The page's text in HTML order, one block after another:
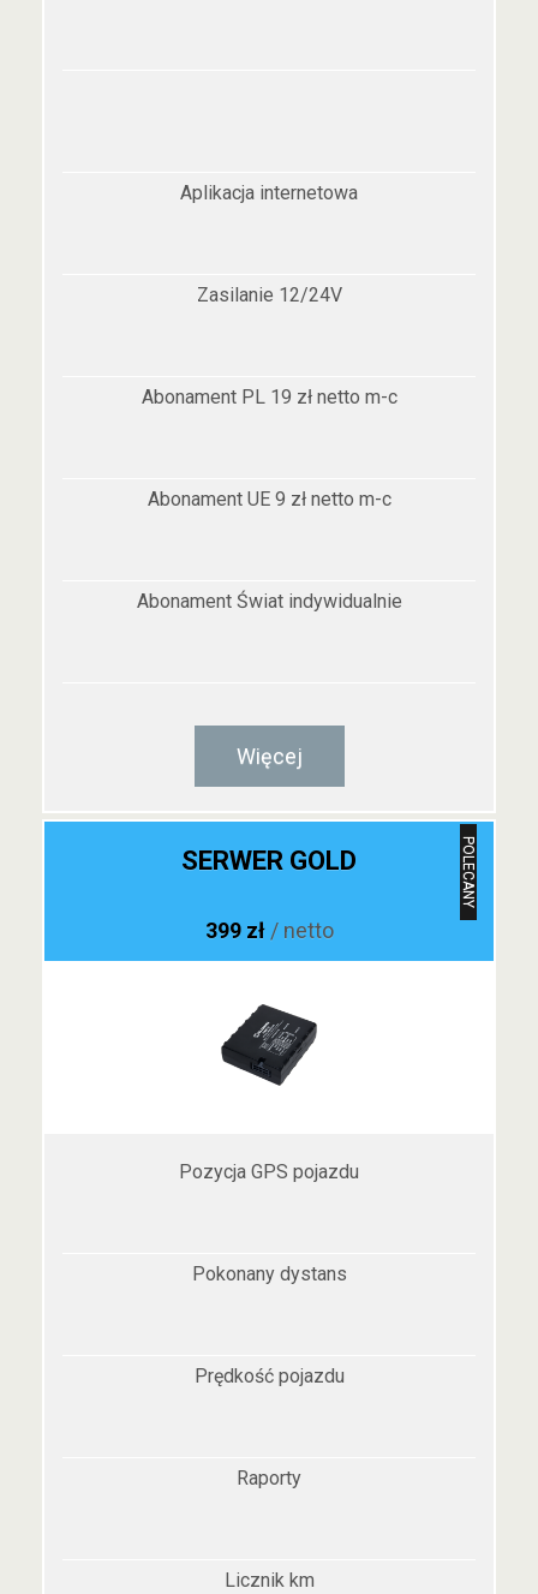
Aplikacja internetowa
Zasilanie 12/24V
Abonament PL 19 zł netto m-c
Abonament UE 9 zł netto m-c
Abonament Świat indywidualnie
Więcej
POLECANY
SERWER GOLD
399 zł / netto
Pozycja GPS pojazdu
Pokonany dystans
Prędkość pojazdu
Raporty
Licznik km